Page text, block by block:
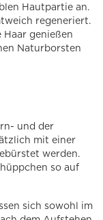
Hautpartie an.
regeneriert.
genießen
Naturborsten
und der
mit einer
werden.
so auf
sich sowohl im